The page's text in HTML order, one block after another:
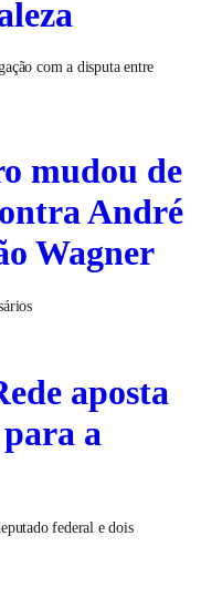
com a disputa entre
mudou de
André
Wagner
aposta
a
federal e dois